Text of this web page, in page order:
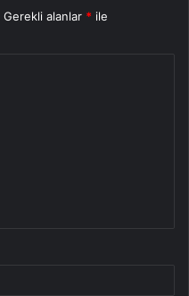
Gerekli alanlar * ile